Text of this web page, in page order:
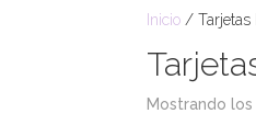
Inicio / Tarjetas
Mostrando